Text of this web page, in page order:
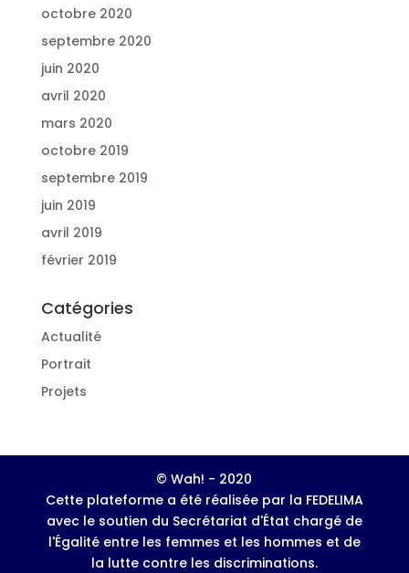
octobre 2020
septembre 2020
juin 2020
avril 2020
mars 2020
octobre 2019
septembre 2019
juin 2019
avril 2019
février 2019
Catégories
Actualité
Portrait
Projets
© Wah! - 2020
Cette plateforme a été réalisée par la FEDELIMA
avec le soutien du Secrétariat d'État chargé de
l'Égalité entre les femmes et les hommes et de
la lutte contre les discriminations.